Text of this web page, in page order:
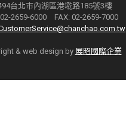
台北市內湖區港墘路185號3樓
02-2659-6000 FAX: 02-2659-7000
& web design by 展昭國際企業